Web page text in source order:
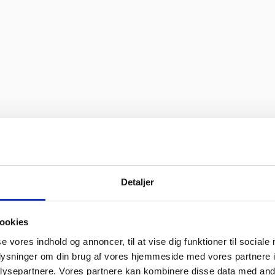
Detaljer
vores indhold og annoncer, til at vise dig funktioner til sociale
om din brug af vores hjemmeside med vores partnere
Vores partnere kan kombinere disse data med